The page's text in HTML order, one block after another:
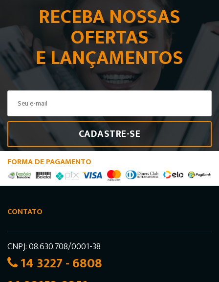
RECEBA NOSSAS
OFERTAS
E LANÇAMENTOS
CADASTRE-SE
FORMA DE PAGAMENTO
CONTATO
CNPJ: 08.630.708/0001-38
14 3227 - 6808